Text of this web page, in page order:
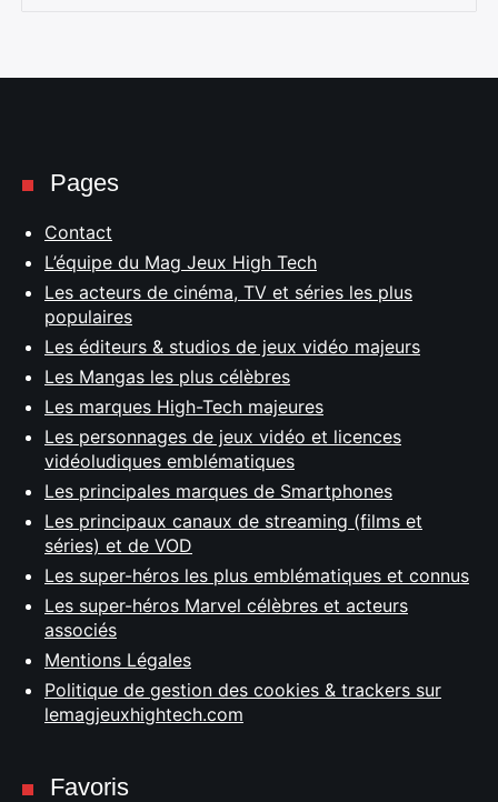
Pages
Contact
L’équipe du Mag Jeux High Tech
Les acteurs de cinéma, TV et séries les plus
populaires
Les éditeurs & studios de jeux vidéo majeurs
Les Mangas les plus célèbres
Les marques High-Tech majeures
Les personnages de jeux vidéo et licences
vidéoludiques emblématiques
Les principales marques de Smartphones
Les principaux canaux de streaming (films et
séries) et de VOD
Les super-héros les plus emblématiques et connus
Les super-héros Marvel célèbres et acteurs
associés
Mentions Légales
Politique de gestion des cookies & trackers sur
lemagjeuxhightech.com
Favoris